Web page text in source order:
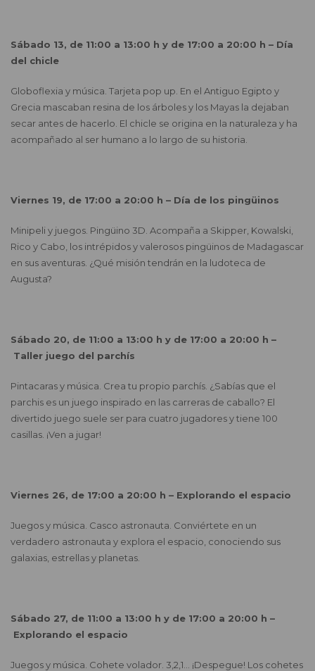
Sábado 13, de 11:00 a 13:00 h y de 17:00 a 20:00 h – Día
del chicle
Globoflexia y música. Tarjeta pop up. En el Antiguo Egipto y
Grecia mascaban resina de los árboles y los Mayas la dejaban
secar antes de hacerlo. El chicle se origina en la naturaleza y ha
acompañado al ser humano a lo largo de su historia.
Viernes 19, de 17:00 a 20:00 h – Día de los pingüinos
Minipeli y juegos. Pingüino 3D. Acompaña a Skipper, Kowalski,
Rico y Cabo, los intrépidos y valerosos pingüinos de Madagascar
en sus aventuras. ¿Qué misión tendrán en la ludoteca de
Augusta?
Sábado 20, de 11:00 a 13:00 h y de 17:00 a 20:00 h –
Taller juego del parchís
Pintacaras y música. Crea tu propio parchís. ¿Sabías que el
parchis es un juego inspirado en las carreras de caballo? El
divertido juego suele ser para cuatro jugadores y tiene 100
casillas. ¡Ven a jugar!
Viernes 26, de 17:00 a 20:00 h – Explorando el espacio
Juegos y música. Casco astronauta. Conviértete en un
verdadero astronauta y explora el espacio, conociendo sus
galaxias, estrellas y planetas.
Sábado 27, de 11:00 a 13:00 h y de 17:00 a 20:00 h –
Explorando el espacio
Juegos y música. Cohete volador. 3,2,1… ¡Despegue! Los cohetes